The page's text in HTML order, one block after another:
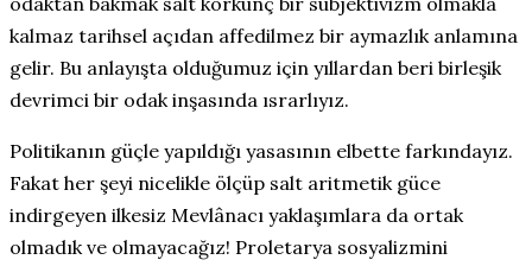
kalmaz tarihsel açıdan affedilmez bir aymazlık anlamına
gelir. Bu anlayışta olduğumuz için yıllardan beri birleşik
devrimci bir odak inşasında ısrarlıyız.
Politikanın güçle yapıldığı yasasının elbette farkındayız.
Fakat her şeyi nicelikle ölçüp salt aritmetik güce
indirgeyen ilkesiz Mevlânacı yaklaşımlara da ortak
olmadık ve olmayacağız! Proletarya sosyalizmini